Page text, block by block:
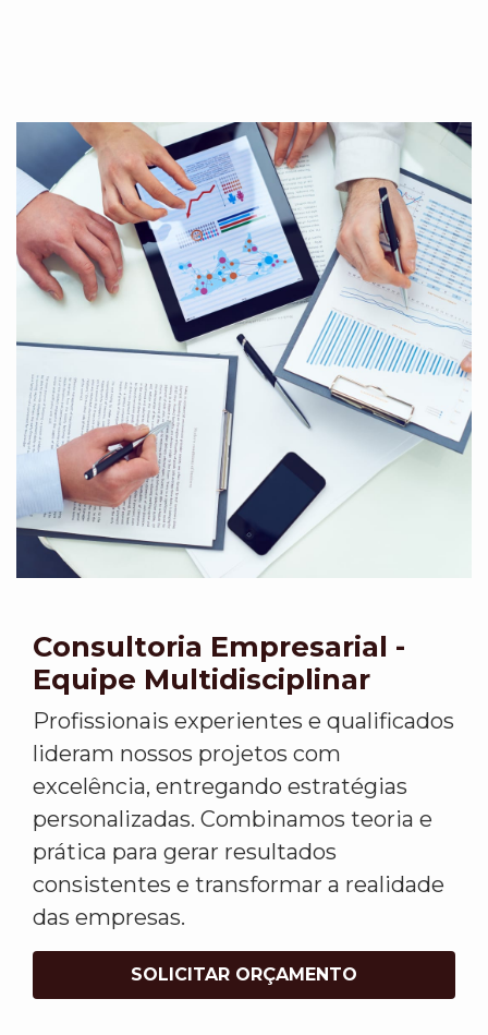
Consultoria Empresarial -
Equipe Multidisciplinar
Profissionais experientes e qualificados
lideram nossos projetos com
excelência, entregando estratégias
personalizadas. Combinamos teoria e
prática para gerar resultados
consistentes e transformar a realidade
das empresas.
SOLICITAR ORÇAMENTO